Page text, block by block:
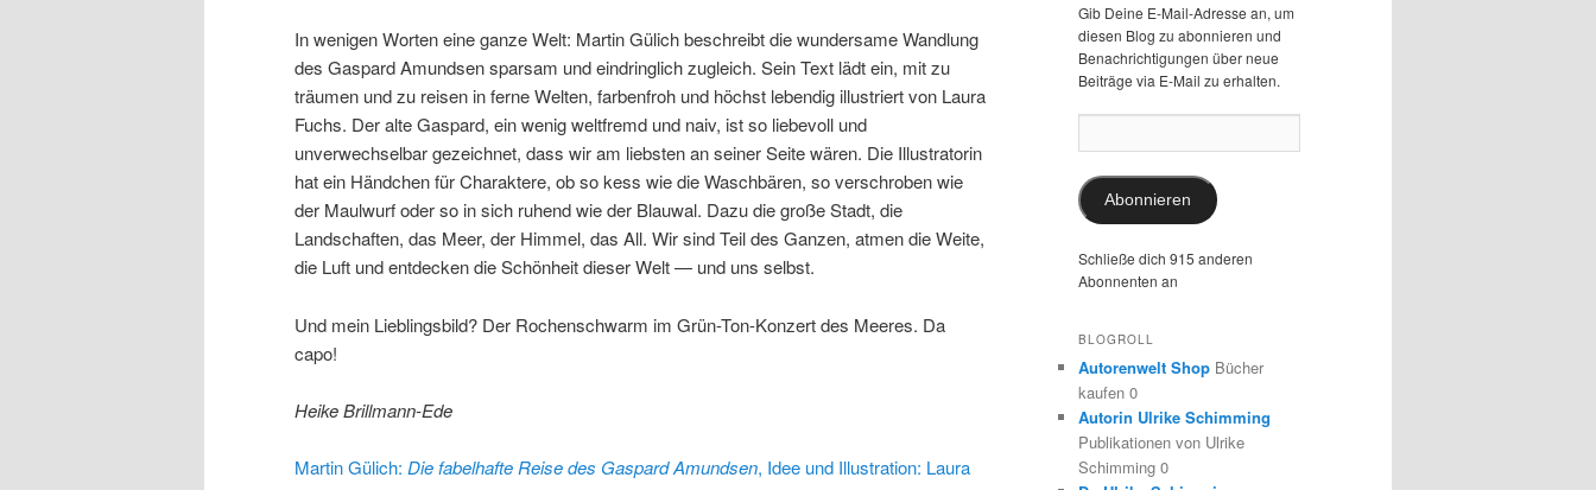
In wenigen Worten eine ganze Welt: Martin Gülich beschreibt die wundersame Wandlung
des Gaspard Amundsen sparsam und eindringlich zugleich. Sein Text lädt ein, mit zu
träumen und zu reisen in ferne Welten, farbenfroh und höchst lebendig illustriert von Laura
Fuchs. Der alte Gaspard, ein wenig weltfremd und naiv, ist so liebevoll und
unverwechselbar gezeichnet, dass wir am liebsten an seiner Seite wären. Die Illustratorin
hat ein Händchen für Charaktere, ob so kess wie die Waschbären, so verschroben wie
der Maulwurf oder so in sich ruhend wie der Blauwal. Dazu die große Stadt, die
Landschaften, das Meer, der Himmel, das All. Wir sind Teil des Ganzen, atmen die Weite,
die Luft und entdecken die Schönheit dieser Welt — und uns selbst.
Und mein Lieblingsbild? Der Rochenschwarm im Grün-Ton-Konzert des Meeres. Da
capo!
Heike Brillmann-Ede
Martin Gülich: Die fabelhafte Reise des Gaspard Amundsen, Idee und Illustration: Laura
Gib Deine E-Mail-Adresse an, um
diesen Blog zu abonnieren und
Benachrichtigungen über neue
Beiträge via E-Mail zu erhalten.
Mail-
Abonnieren
Schließe dich 915 anderen
Abonnenten an
BLOGROLL
Autorenwelt Shop Bücher
kaufen 0
Autorin Ulrike Schimming
Publikationen von Ulrike
Schimming 0